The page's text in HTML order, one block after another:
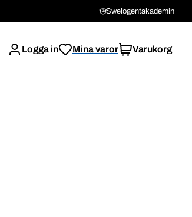
Swelogentakademin
Logga in Mina varor Varukorg